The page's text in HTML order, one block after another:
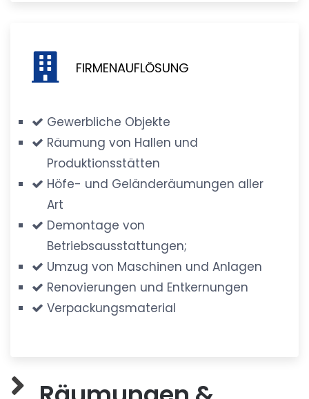
FIRMENAUFLÖSUNG
Gewerbliche Objekte
Räumung von Hallen und
Produktionsstätten
Höfe- und Geländeräumungen aller
Art
Demontage von
Betriebsausstattungen;
Umzug von Maschinen und Anlagen
Renovierungen und Entkernungen
Verpackungsmaterial